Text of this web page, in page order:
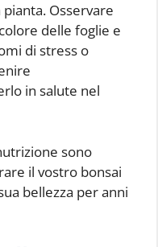
Osservare
delle foglie e
di stress o
in salute nel
sono
il vostro bonsai
bellezza per anni